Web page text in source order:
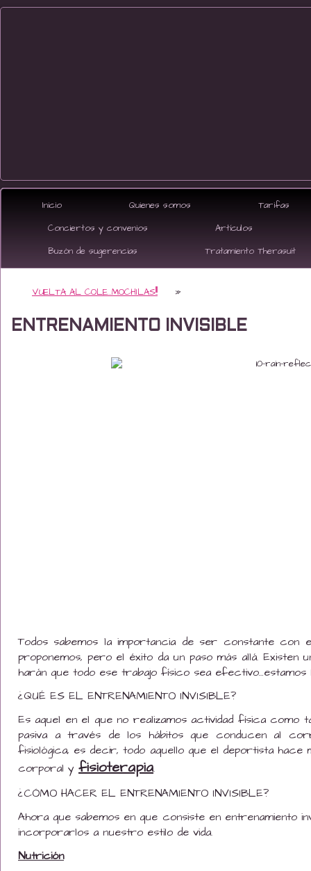
Inicio Quienes somos
Tarifas
Conciertos y convenios
Artículos
Buzón de sugerencias
Tratamiento Therasuit
VUELTA AL COLE…MOCHILAS!!! »
ENTRENAMIENTO INVISIBLE
Todos sabemos la importancia de ser constante con
proponemos, pero el éxito da un paso más allá.
harán que todo ese trabajo físico sea efectivo…estamos
¿QUÉ ES EL ENTRENAMIENTO INVISIBLE?
Es aquel en el que no realizamos actividad física
pasiva a través de los hábitos que conducen al
fisiológica, es decir, todo aquello que el deportista hace
corporal y fisioterapia.
¿CÓMO HACER EL ENTRENAMIENTO INVISIBLE?
Ahora que sabemos en que consiste en
incorporarlos a nuestro estilo de vida.
Nutrición